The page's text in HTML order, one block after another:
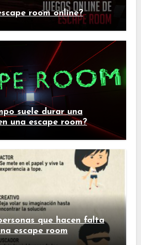
room online?
suele durar una
una escape room?
que hacen falta
escape room